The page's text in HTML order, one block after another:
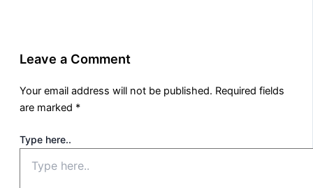
Leave a Comment
Your email address will not be published. Required fields
are marked *
Type here..